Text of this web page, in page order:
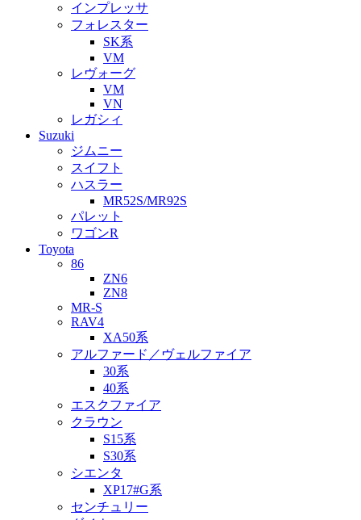
インプレッサ
フォレスター
SK系
VM
レヴォーグ
VM
VN
レガシィ
Suzuki
ジムニー
スイフト
ハスラー
MR52S/MR92S
パレット
ワゴンR
Toyota
86
ZN6
ZN8
MR-S
RAV4
XA50系
アルファード／ヴェルファイア
30系
40系
エスクファイア
クラウン
S15系
S30系
シエンタ
XP17#G系
センチュリー